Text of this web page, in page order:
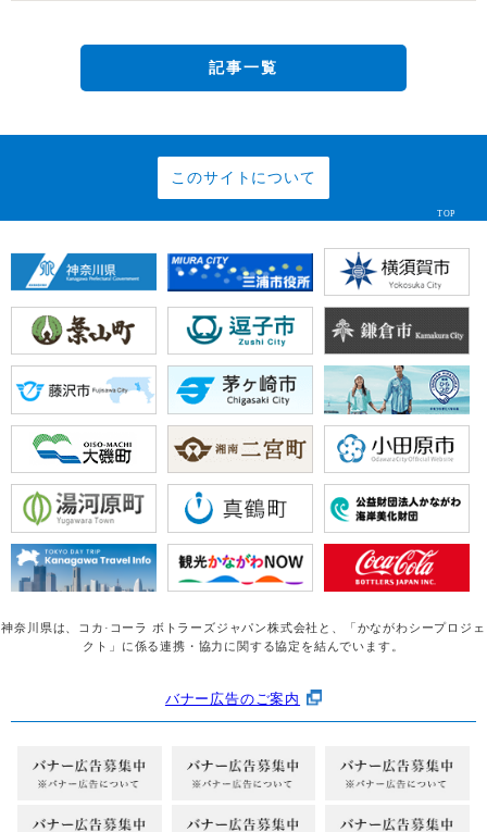
記事一覧
このサイトについて
神奈川県は、コカ·コーラ ボトラーズジャパン株式会社と、
「かながわシープロジェ
クト」に係る連携・協力に関する協定を結んでいます。
バナー広告のご案内
TOP